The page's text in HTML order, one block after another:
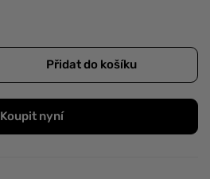
Přidat do košíku
Koupit nyní